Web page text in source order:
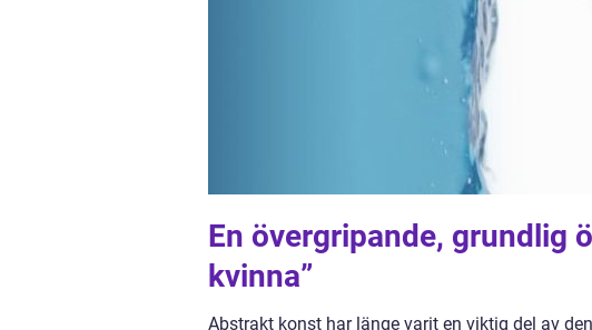
En övergripande, grundlig
kvinna”
Abstrakt konst har länge varit en viktig del av